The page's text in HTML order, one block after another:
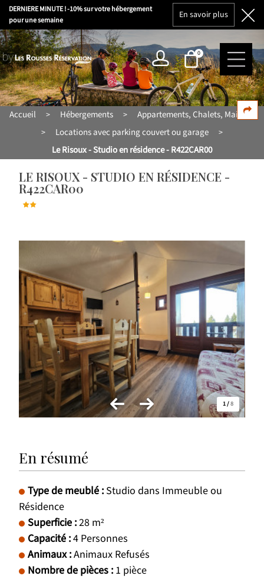
DERNIERE MINUTE ! -10% sur votre hébergement
pour une semaine
En savoir plus
0
Accueil > Hébergements > Appartements, Chalets, Maisons
> Locations avec parking couvert ou garage >
Le Risoux - Studio en résidence - R422CAR00
LE RISOUX - STUDIO EN RÉSIDENCE -
R422CAR00
1/8
En résumé
Type de meublé : Studio dans Immeuble ou
Résidence
Superficie :28 m²
Capacité :4 Personnes
Animaux:Animaux Refusés
Nombre de pièces : 1 pièce